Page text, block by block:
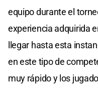
equipo durante el
experiencia adquirida
llegar hasta esta
en este tipo de
muy rápido y los